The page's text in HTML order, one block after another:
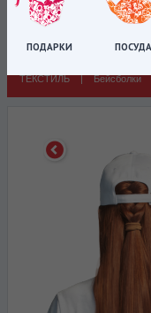
ПОДАРКИ ПОСУДА
Цена:
ТЕКСТИЛЬ|Бейсболки